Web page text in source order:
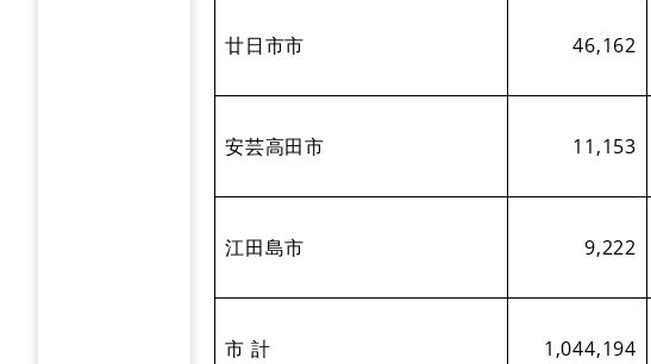
廿日市市 46,162
安芸高田市 11,153
江田島市 9,222
市 計 1,044,194